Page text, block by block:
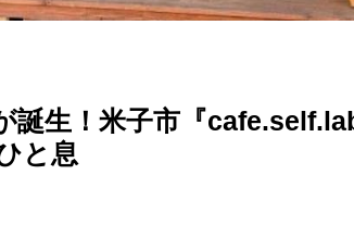
誕生！米子市『
と息